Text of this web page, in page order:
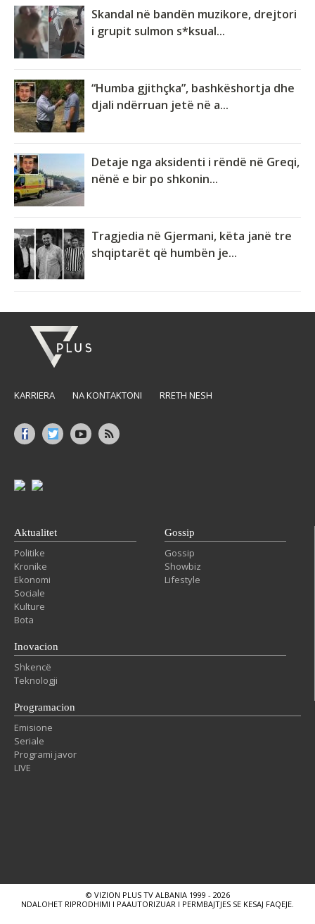
Skandal në bandën muzikore, drejtori
i grupit sulmon s*ksual...
“Humba gjithçka”, bashkëshortja dhe
djali ndërruan jetë në a...
Detaje nga aksidenti i rëndë në Greqi,
nënë e bir po shkonin...
Tragjedia në Gjermani, këta janë tre
shqiptarët që humbën je...
KARRIERA NA KONTAKTONI RRETH NESH
Aktualitet
Politike
Kronike
Ekonomi
Sociale
Kulture
Bota
Gossip
Gossip
Showbiz
Lifestyle
Inovacion
Shkencë
Teknologji
Programacion
Emisione
Seriale
Programi javor
LIVE
© VIZION PLUS TV ALBANIA 1999 - 2026
NDALOHET RIPRODHIMI I PAAUTORIZUAR I PERMBAJTJES SE KESAJ FAQEJE.